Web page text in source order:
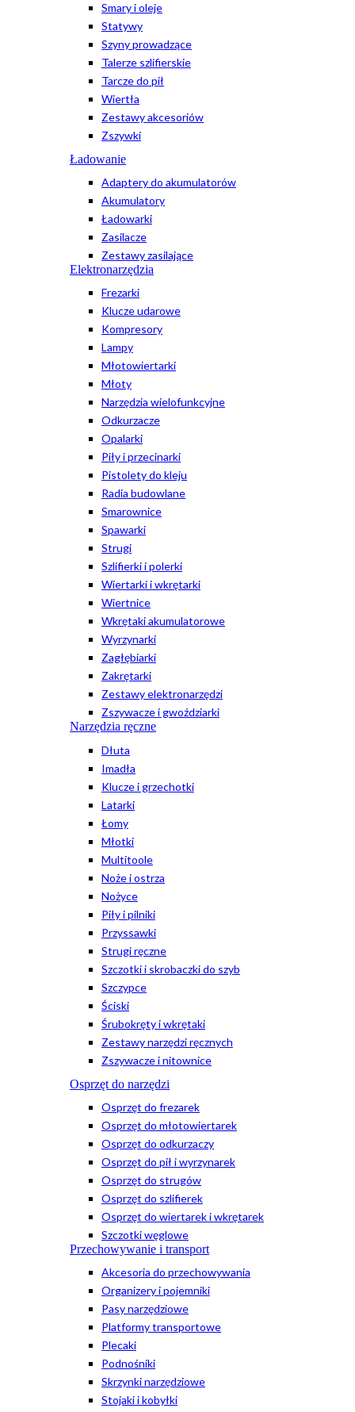
Smary i oleje
Statywy
Szyny prowadzące
Talerze szlifierskie
Tarcze do pił
Wiertła
Zestawy akcesoriów
Zszywki
Ładowanie
Adaptery do akumulatorów
Akumulatory
Ładowarki
Zasilacze
Zestawy zasilające
Elektronarzędzia
Frezarki
Klucze udarowe
Kompresory
Lampy
Młotowiertarki
Młoty
Narzędzia wielofunkcyjne
Odkurzacze
Opalarki
Piły i przecinarki
Pistolety do kleju
Radia budowlane
Smarownice
Spawarki
Strugi
Szlifierki i polerki
Wiertarki i wkrętarki
Wiertnice
Wkrętaki akumulatorowe
Wyrzynarki
Zagłębiarki
Zakrętarki
Zestawy elektronarzędzi
Zszywacze i gwoździarki
Narzędzia ręczne
Dłuta
Imadła
Klucze i grzechotki
Latarki
Łomy
Młotki
Multitoole
Noże i ostrza
Nożyce
Piły i pilniki
Przyssawki
Strugi ręczne
Szczotki i skrobaczki do szyb
Szczypce
Ściski
Śrubokręty i wkrętaki
Zestawy narzędzi ręcznych
Zszywacze i nitownice
Osprzęt do narzędzi
Osprzęt do frezarek
Osprzęt do młotowiertarek
Osprzęt do odkurzaczy
Osprzęt do pił i wyrzynarek
Osprzęt do strugów
Osprzęt do szlifierek
Osprzęt do wiertarek i wkrętarek
Szczotki węglowe
Przechowywanie i transport
Akcesoria do przechowywania
Organizery i pojemniki
Pasy narzędziowe
Platformy transportowe
Plecaki
Podnośniki
Skrzynki narzędziowe
Stojaki i kobyłki